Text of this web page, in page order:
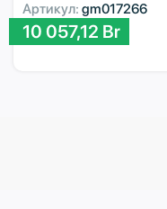
Артикул: gm017266
10 057,12 Br